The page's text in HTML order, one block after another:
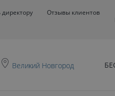
Отзывы клиентов
Великий Новгород